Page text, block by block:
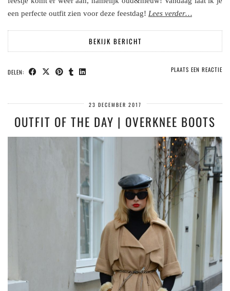
een perfecte outfit zien voor deze feestdag! Lees verder…
BEKIJK BERICHT
DELEN: PLAATS EEN REACTIE
23 DECEMBER 2017
OUTFIT OF THE DAY | OVERKNEE BOOTS